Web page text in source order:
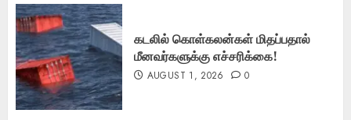
கடலில் கொள்கலன்கள் மிதப்பதால்
மீனவர்களுக்கு எச்சரிக்கை!
AUGUST 1, 2026 0